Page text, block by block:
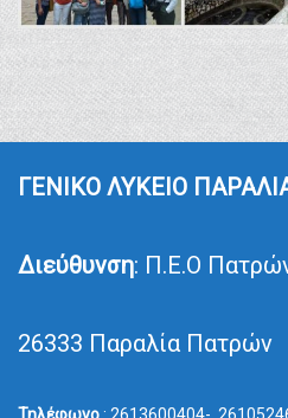
ΓΕΝΙΚΟ ΛΥΚΕΙΟ
Διεύθυνση: Π.Ε.Ο
26333 Παραλία Πατρών